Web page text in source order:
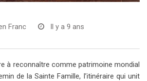
Franc Il y a 9 ans
à reconnaître comme patrimoine mondial
de la Sainte Famille, l’itinéraire qui unit